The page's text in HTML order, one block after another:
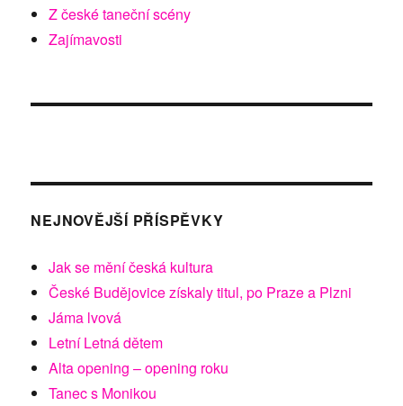
Z české taneční scény
Zajímavosti
NEJNOVĚJŠÍ PŘÍSPĚVKY
Jak se mění česká kultura
České Budějovice získaly titul, po Praze a Plzni
Jáma lvová
Letní Letná dětem
Alta opening – opening roku
Tanec s Monikou